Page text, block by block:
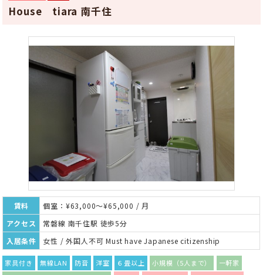
House tiara 南千住
賃料
個室：¥63,000～¥65,000 / 月
アクセス
常磐線 南千住駅 徒歩5分
入居条件
女性 / 外国人不可 Must have Japanese citizenship
家具付き 無線LAN 防音 洋室 ６畳以上 小規模（5人まで）
一軒家